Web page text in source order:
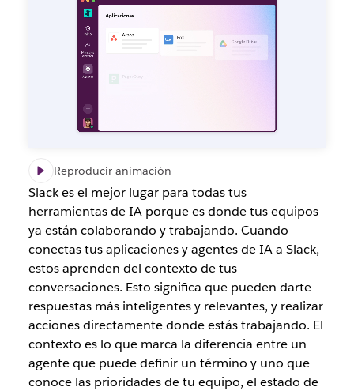
Reproducir animación
Slack es el mejor lugar para todas tus
herramientas de IA porque es donde tus equipos
ya están colaborando y trabajando. Cuando
conectas tus aplicaciones y agentes de IA a Slack,
estos aprenden del contexto de tus
conversaciones. Esto significa que pueden darte
respuestas más inteligentes y relevantes, y realizar
acciones directamente donde estás trabajando. El
contexto es lo que marca la diferencia entre un
agente que puede definir un término y uno que
conoce las prioridades de tu equipo, el estado de